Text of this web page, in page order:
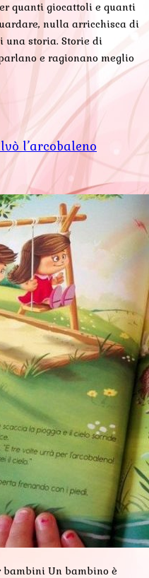
quanti giocattoli e quanti
nulla arricchisca di
una storia. Storie di
e ragionano meglio
l’arcobaleno
Un bambino è